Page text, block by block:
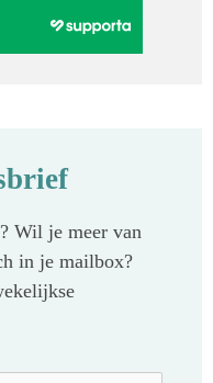
Wil je meer van
in je mailbox?